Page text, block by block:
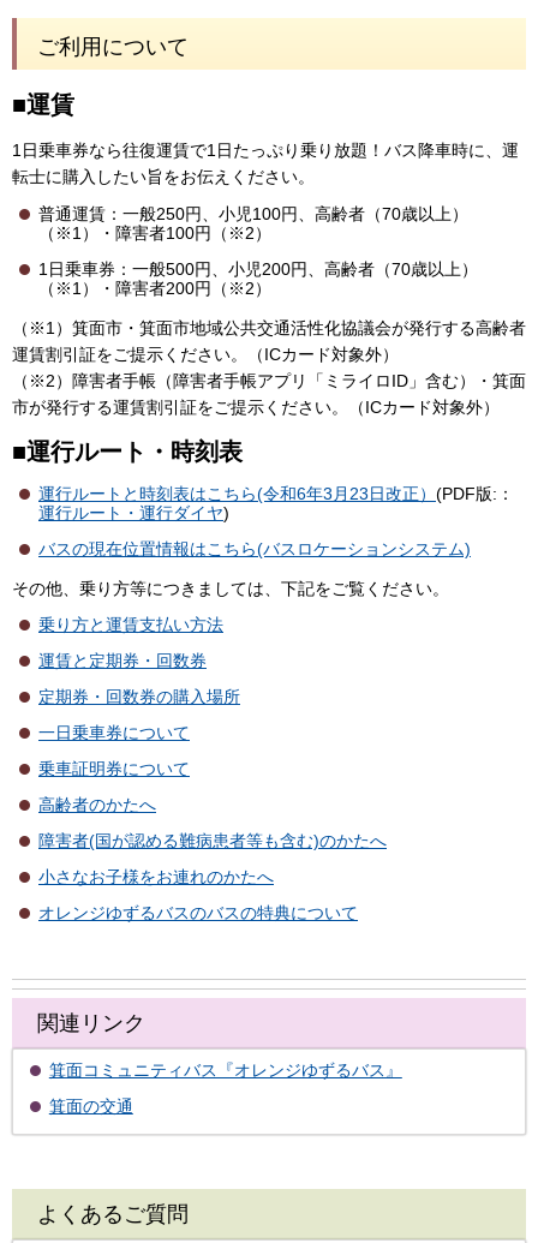
ご利用について
■運賃
1日乗車券なら往復運賃で1日たっぷり乗り放題！バス降車時に、運
転士に購入したい旨をお伝えください。
普通運賃：一般250円、小児100円、高齢者（70歳以上）
（※1）・障害者100円（※2）
1日乗車券：一般500円、小児200円、高齢者（70歳以上）
（※1）・障害者200円（※2）
（※1）箕面市・箕面市地域公共交通活性化協議会が発行する高齢者
運賃割引証をご提示ください。（ICカード対象外）
（※2）障害者手帳（障害者手帳アプリ「ミライロID」含む）・箕面
市が発行する運賃割引証をご提示ください。（ICカード対象外）
■運行ルート・時刻表
運行ルートと時刻表はこちら(令和6年3月23日改正） (PDF版:：
運行ルート・運行ダイヤ)
バスの現在位置情報はこちら(バスロケーションシステム)
その他、乗り方等につきましては、下記をご覧ください。
乗り方と運賃支払い方法
運賃と定期券・回数券
定期券・回数券の購入場所
一日乗車券について
乗車証明券について
高齢者のかたへ
障害者(国が認める難病患者等も含む)のかたへ
小さなお子様をお連れのかたへ
オレンジゆずるバスのバスの特典について
関連リンク
箕面コミュニティバス『オレンジゆずるバス』
箕面の交通
よくあるご質問